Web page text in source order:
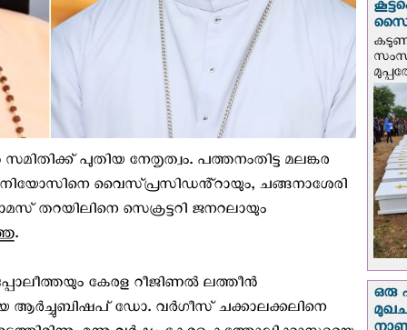
പുതിയ നേതൃത്വം. പത്തനംതിട്ട മലങ്കര
വൈസ്പ്രസിഡൻ്റായും, ചങ്ങനാശേരി
തറയിലിനെ സെക്രട്ടറി ജനറലായും
കേരള റീജിണൽ ലത്തീൻ
ആർച്ചുബിഷപ് ഡോ. വർഗീസ് ചക്കാലക്കലിനെ
ഒരു